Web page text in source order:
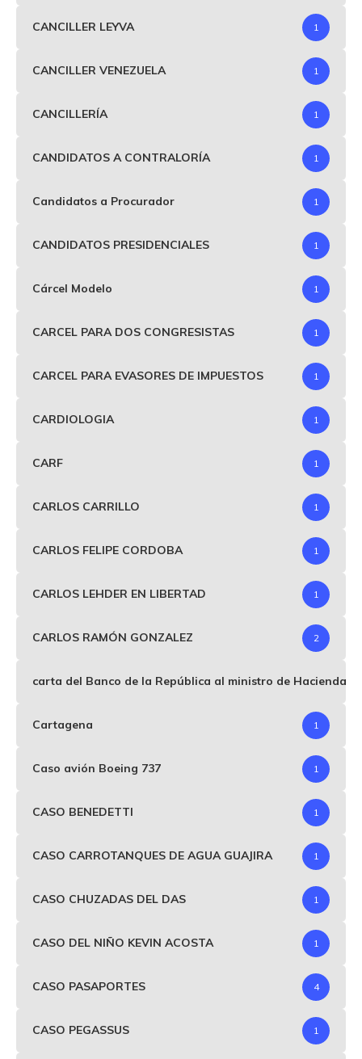
CANCILLER LEYVA 1
CANCILLER VENEZUELA 1
CANCILLERÍA 1
CANDIDATOS A CONTRALORÍA 1
Candidatos a Procurador 1
CANDIDATOS PRESIDENCIALES 1
Cárcel Modelo 1
CARCEL PARA DOS CONGRESISTAS 1
CARCEL PARA EVASORES DE IMPUESTOS 1
CARDIOLOGIA 1
CARF 1
CARLOS CARRILLO 1
CARLOS FELIPE CORDOBA 1
CARLOS LEHDER EN LIBERTAD 1
CARLOS RAMÓN GONZALEZ 2
carta del Banco de la República al ministro de Hacienda
Cartagena 1
Caso avión Boeing 737 1
CASO BENEDETTI 1
CASO CARROTANQUES DE AGUA GUAJIRA 1
CASO CHUZADAS DEL DAS 1
CASO DEL NIÑO KEVIN ACOSTA 1
CASO PASAPORTES 4
CASO PEGASSUS 1